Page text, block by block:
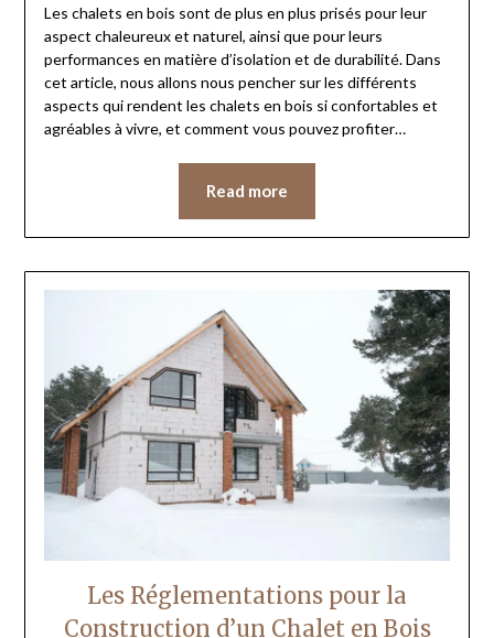
Les chalets en bois sont de plus en plus prisés pour leur
aspect chaleureux et naturel, ainsi que pour leurs
performances en matière d’isolation et de durabilité. Dans
cet article, nous allons nous pencher sur les différents
aspects qui rendent les chalets en bois si confortables et
agréables à vivre, et comment vous pouvez profiter…
Read more
Les Réglementations pour la
Construction d’un Chalet en Bois